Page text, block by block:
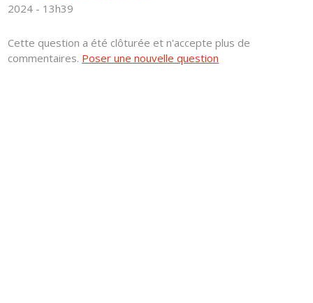
2024 - 13h39
Cette question a été clôturée et n'accepte plus de
commentaires. Poser une nouvelle question